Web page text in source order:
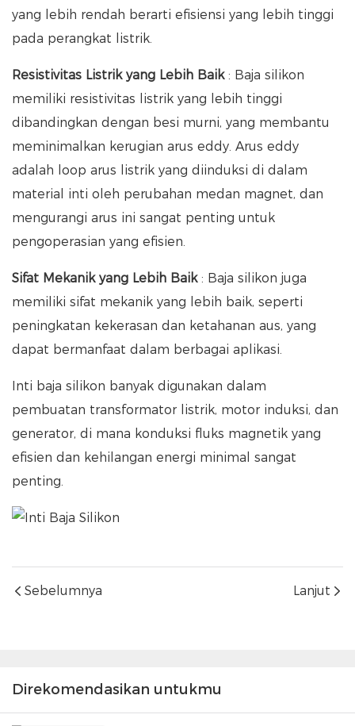
yang lebih rendah berarti efisiensi yang lebih tinggi
pada perangkat listrik.
Resistivitas Listrik yang Lebih Baik: Baja silikon
memiliki resistivitas listrik yang lebih tinggi
dibandingkan dengan besi murni, yang membantu
meminimalkan kerugian arus eddy. Arus eddy
adalah loop arus listrik yang diinduksi di dalam
material inti oleh perubahan medan magnet, dan
mengurangi arus ini sangat penting untuk
pengoperasian yang efisien.
Sifat Mekanik yang Lebih Baik: Baja silikon juga
memiliki sifat mekanik yang lebih baik, seperti
peningkatan kekerasan dan ketahanan aus, yang
dapat bermanfaat dalam berbagai aplikasi.
Inti baja silikon banyak digunakan dalam
pembuatan transformator listrik, motor induksi, dan
generator, di mana konduksi fluks magnetik yang
efisien dan kehilangan energi minimal sangat
penting.
Sebelumnya Lanjut
Direkomendasikan untukmu